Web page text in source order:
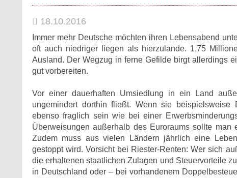
18.10.2016
Immer mehr Deutsche möchten ihren Lebensabend
oft auch niedriger liegen als hierzulande. 1,75
Ausland. Der Wegzug in ferne Gefilde birgt allerdings
gut vorbereiten.
Vor einer dauerhaften Umsiedlung in ein Land
ungemindert dorthin fließt. Wenn sie beispielsweise
ebenso fraglich sein wie bei einer
Überweisungen außerhalb des Euroraums sollte man
Zudem muss aus vielen Ländern jährlich eine
gestoppt wird. Vorsicht bei Riester-Renten: Wer sich
die erhaltenen staatlichen Zulagen und Steuervorteile
in Deutschland oder – bei vorhandenem